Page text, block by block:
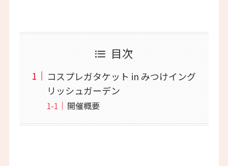
目次
コスプレガタケット in みつけイング
リッシュガーデン
開催概要